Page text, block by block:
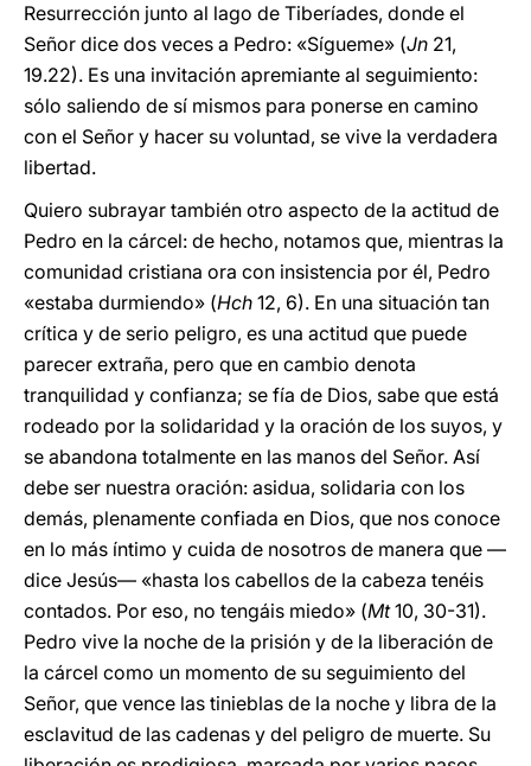
Resurrección junto al lago de Tiberíades, donde el
Señor dice dos veces a Pedro: «Sígueme» (Jn 21,
19.22). Es una invitación apremiante al seguimiento:
sólo saliendo de sí mismos para ponerse en camino
con el Señor y hacer su voluntad, se vive la verdadera
libertad.
Quiero subrayar también otro aspecto de la actitud de
Pedro en la cárcel: de hecho, notamos que, mientras la
comunidad cristiana ora con insistencia por él, Pedro
«estaba durmiendo» (Hch 12, 6). En una situación tan
crítica y de serio peligro, es una actitud que puede
parecer extraña, pero que en cambio denota
tranquilidad y confianza; se fía de Dios, sabe que está
rodeado por la solidaridad y la oración de los suyos, y
se abandona totalmente en las manos del Señor. Así
debe ser nuestra oración: asidua, solidaria con los
demás, plenamente confiada en Dios, que nos conoce
en lo más íntimo y cuida de nosotros de manera que —
dice Jesús— «hasta los cabellos de la cabeza tenéis
contados. Por eso, no tengáis miedo» (Mt10, 30-31).
Pedro vive la noche de la prisión y de la liberación de
la cárcel como un momento de su seguimiento del
Señor, que vence las tinieblas de la noche y libra de la
esclavitud de las cadenas y del peligro de muerte. Su